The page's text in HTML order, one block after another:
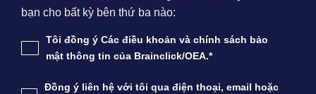
bạn cho bất kỳ bên thứ ba nào:
Tôi đồng ý Các điều khoản và chính sách bảo
mật thông tin của Brainclick/OEA.*
Đồng ý liên hệ với tôi qua điện thoại, email hoặc